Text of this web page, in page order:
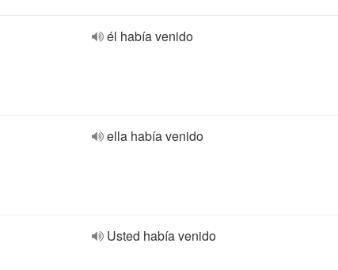
él había venido
ella había venido
Usted había venido